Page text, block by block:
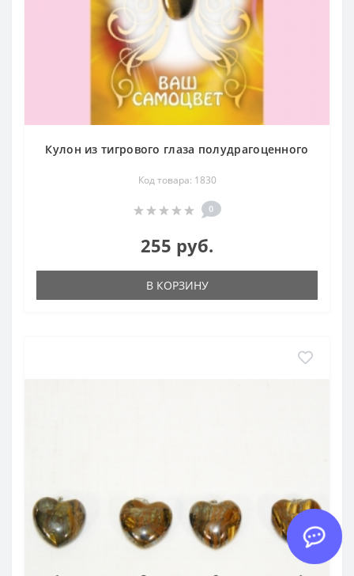
Кулон из тигрового глаза полудрагоценного
Код товара: 1830
0
255 руб.
В КОРЗИНУ